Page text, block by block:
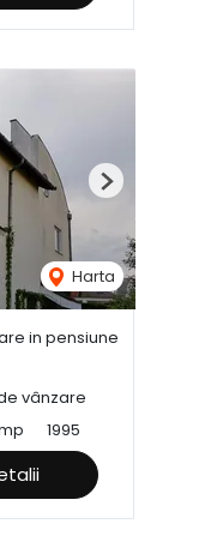
Harta
Next
in pensiune
vânzare
1995